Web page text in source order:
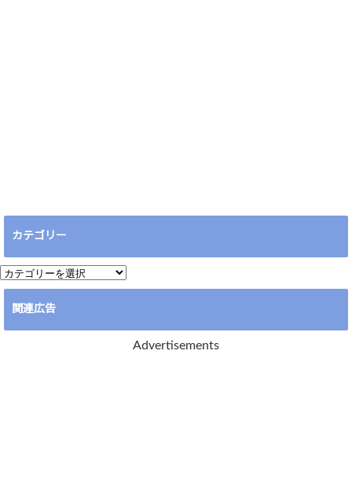
カテゴリー
カ
テ
リ
関連広告
Advertisements